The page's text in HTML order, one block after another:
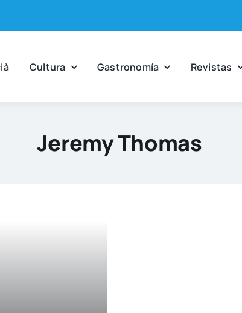
Cul­tu­ra Gas­tro­no­mía Revis­tas
Jeremy Thomas